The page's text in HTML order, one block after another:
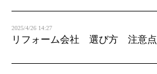
2025/4/26 14:27
リフォーム会社 選び方 注意点
o
n